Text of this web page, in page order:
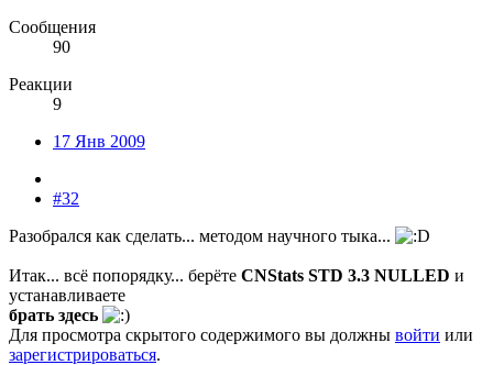
Сообщения
90
Реакции
9
17 Янв 2009
#32
Разобрался как сделать... методом научного тыка...
Итак... всё попорядку... берёте CNStats STD 3.3 NULLED и
устанавливаете
брать здесь
Для просмотра скрытого содержимого вы должны войти или
зарегистрироваться.